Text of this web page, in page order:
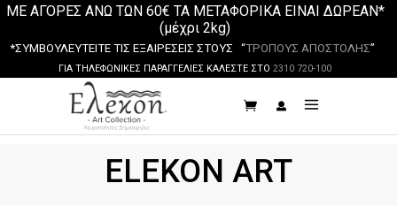
ΜΕ ΑΓΟΡΕΣ ΑΝΩ ΤΩΝ 60€ ΤΑ ΜΕΤΑΦΟΡΙΚΑ ΕΙΝΑΙ ΔΩΡΕΑΝ*
(μέχρι 2kg)
*ΣΥΜΒΟΥΛΕΥΤΕΙΤΕ ΤΙΣ ΕΞΑΙΡΕΣΕΙΣ ΣΤΟΥΣ “ΤΡΟΠΟΥΣ ΑΠΟΣΤΟΛΗΣ”
ΓΙΑ ΤΗΛΕΦΩΝΙΚΕΣ ΠΑΡΑΓΓΕΛΙΕΣ ΚΑΛΕΣΤΕ ΣΤΟ 2310 720-100
ELEKON ART